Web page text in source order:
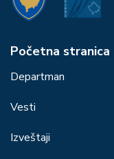
Početna stranica
Departman
Vesti
Izveštaji